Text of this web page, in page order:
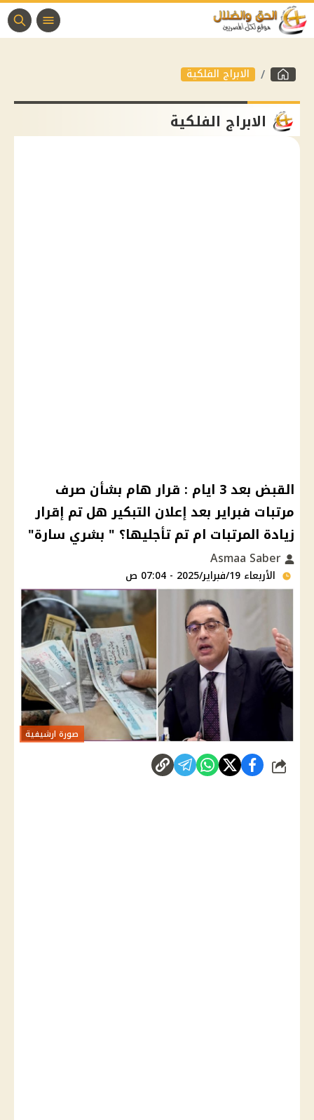
الابراج الفلكية
الابراج الفلكية
القبض بعد 3 ايام : قرار هام بشأن صرف
مرتبات فبراير بعد إعلان التبكير هل تم إقرار
زيادة المرتبات ام تم تأجليها؟ " بشري سارة"
الأربعاء 19/فبراير/2025 - 07:04 ص
صورة ارشيفية
شارك